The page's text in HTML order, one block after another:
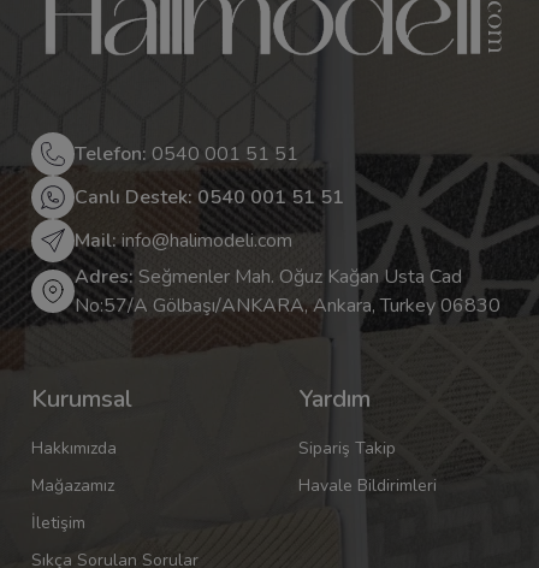
Telefon: 0540 001 51 51
Canlı Destek: 0540 001 51 51
Mail:info@halimodeli.com
Adres: Seğmenler Mah. Oğuz Kağan Usta Cad
No:57/A Gölbaşı/ANKARA, Ankara, Turkey 06830
Kurumsal
Hakkımızda
Mağazamız
İletişim
Sıkça Sorulan Sorular
Yardım
Sipariş Takip
Havale Bildirimleri